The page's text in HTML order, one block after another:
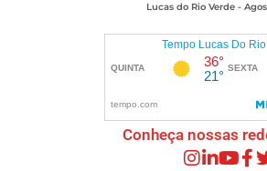
Lucas do Rio Verde -
Conheça nossas